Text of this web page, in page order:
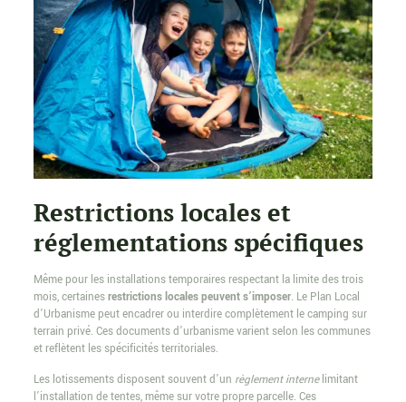
Restrictions locales et
réglementations spécifiques
Même pour les installations temporaires respectant la limite des trois
mois, certainesrestrictions locales peuvent s’imposer. Le Plan Local
d’Urbanisme peut encadrer ou interdire complètement le camping sur
terrain privé. Ces documents d’urbanisme varient selon les communes
et reflètent les spécificités territoriales.
Les lotissements disposent souvent d’un règlement internelimitant
l’installation de tentes, même sur votre propre parcelle. Ces